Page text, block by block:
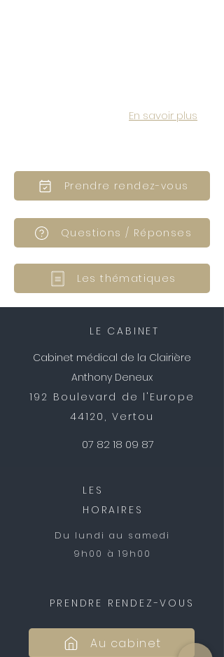
En savoir plus
Prendre rendez-vous
Questions / Réponses
Les thématiques
LE CABINET
Cabinet médical de la Clairière
Anthony Deneux
192 Boulevard de l'Europe
44120, Vertou
07 82 18 09 87
LES
HORAIRES
Du lundi au samedi
9h00 à 19h00
PRENDRE RENDEZ-VOUS
Au cabinet